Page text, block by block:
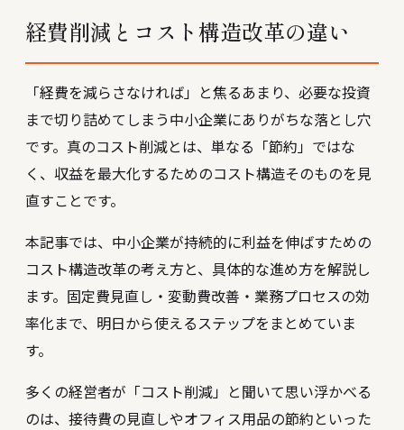
経費削減とコスト構造改革の違い
「経費を減らさなければ」と焦るあまり、必要な投資
まで切り詰めてしまう――中小企業にありがちな落とし穴
です。真のコスト削減とは、単なる「節約」ではな
く、収益を最大化するためのコスト構造そのものを見
直すことです。
本記事では、中小企業が持続的に利益を伸ばすための
コスト構造改革の考え方と、具体的な進め方を解説し
ます。固定費見直し・変動費改善・業務プロセスの効
率化まで、明日から使えるステップをまとめていま
す。
多くの経営者が「コスト削減」と聞いて思い浮かべる
のは、接待費の見直しやオフィス用品の節約といった